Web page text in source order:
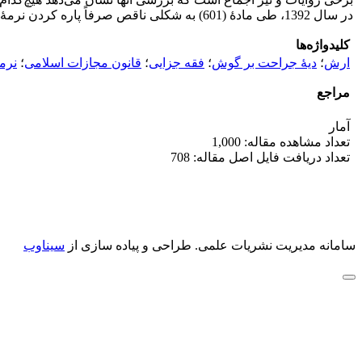
در سال 1392، طی مادۀ (601) به شکلی ناقص صرفاً پاره کردن نرمۀ گوش را مورد توجه قرار داده و طی اقدام تأمل‌برانگیزی برای آن یک‌نهم دیۀ کامل تعیین کرد، حکمی که هیچ پشتوانۀ فقهی ندارد.
کلیدواژه‌ها
ارش؛ دیۀ جراحت بر گوش؛ فقه جزایی؛ قانون مجازات اسلامی؛
مراجع
آمار
تعداد مشاهده مقاله: 1,000
تعداد دریافت فایل اصل مقاله: 708
سامانه مدیریت نشریات علمی. طراحی و پیاده سازی از سیناوب